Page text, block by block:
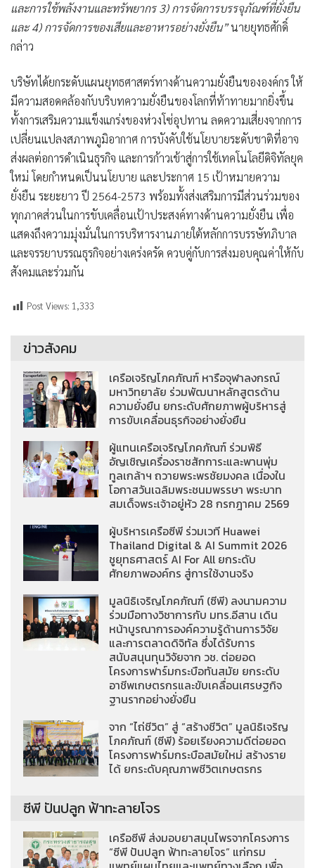
และการใช้พลังงานและทรัพยากร 3) การจัดการบรรจุภัณฑ์ที่ยั่งยืน
และ 4) การจัดการของเสียและอาหารอย่างยั่งยืน”นายยุทธศักดิ์
กล่าว
บริษัทได้ยกระดับแผนยุทธศาสตร์ทางด้านความยั่งยืนขององค์กร ให้
มีความสอดคล้องกับบริบทความยั่งยืนของโลกที่ท้าทายมากยิ่งขึ้น
ทั้งการเสริมความแข็งแกร่งของห่วงโซ่อุปทาน ลดความเสี่ยงจากการ
เปลี่ยนแปลงสภาพภูมิอากาศ การบังคับใช้นโยบายระดับชาติที่อาจ
ส่งผลต่อการดำเนินธุรกิจ และการก้าวเข้าสู่การใช้เทคโนโลยีดิจิทัลยุค
ใหม่ โดยกำหนดเป็นนโยบาย และประกาศ 15 เป้าหมายความ
ยั่งยืน ระยะยาว ปี 2564-2573 พร้อมทั้งส่งเสริมการมีส่วนร่วมของ
ทุกภาคส่วนในการขับเคลื่อนเป้าประสงค์ทางด้านความยั่งยืน เพื่อ
แสดงถึงความมุ่งมั่นในการบริหารงานภายใต้หลักการบรรษัทภิบาล
และจรรยาบรรณธุรกิจอย่างเคร่งครัด ควบคู่กับการส่งมอบคุณค่าให้กับ
สังคมและร่วมกัน
Post Views: 1,333
ข่าวสังคม
เครือเจริญโภคภัณฑ์ หารือจุฬาลงกรณ์
มหาวิทยาลัย ร่วมพัฒนาหลักสูตรด้าน
ความยั่งยืน ยกระดับศักยภาพผู้บริหารสู่
การขับเคลื่อนธุรกิจอย่างยั่งยืน
ผู้แทนเครือเจริญโภคภัณฑ์ ร่วมพิธี
อัญเชิญเครื่องราชสักการะและพานพุ่ม
ทูลเกล้าฯ ถวายพระพรชัยมงคล เนื่องใน
โอกาสวันเฉลิมพระชนมพรรษา พระบาท
สมเด็จพระเจ้าอยู่หัว 28 กรกฎาคม 2569
ผู้บริหารเครือซีพี ร่วมเวที Huawei
Thailand Digital & AI Summit 2026
ชูยุทธศาสตร์ AI For All ยกระดับ
ศักยภาพองค์กร สู่การใช้งานจริง
มูลนิธิเจริญโภคภัณฑ์ (ซีพี) ลงนามความ
ร่วมมือทางวิชาการกับ มทร.อีสาน เดิน
หน้าบูรณาการองค์ความรู้ด้านการวิจัย
และการตลาดดิจิทัล ซึ่งได้รับการ
สนับสนุนทุนวิจัยจาก วช. ต่อยอด
โครงการฟาร์มกระบือทันสมัย ยกระดับ
อาชีพเกษตรกรและขับเคลื่อนเศรษฐกิจ
ฐานรากอย่างยั่งยืน
จาก “ไถ่ชีวิต” สู่ “สร้างชีวิต” มูลนิธิเจริญ
โภคภัณฑ์ (ซีพี) ร้อยเรียงความดีต่อยอด
โครงการฟาร์มกระบือสมัยใหม่ สร้างราย
ได้ ยกระดับคุณภาพชีวิตเกษตรกร
ซีพี ปันปลูก ฟ้าทะลายโจร
เครือซีพี ส่งมอบยาสมุนไพรจากโครงการ
“ซีพี ปันปลูก ฟ้าทะลายโจร” แก่กรม